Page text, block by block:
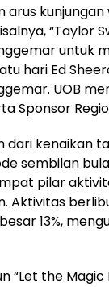
“Taylor
untuk
hari Ed
UOB
Sponsor
kenaikan
sembilan
pilar
Aktivitas
13%,
“Let the Magic